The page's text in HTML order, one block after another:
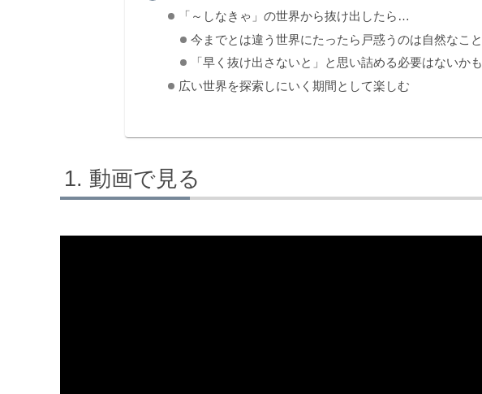
「～しなきゃ」の世界から抜け出したら…
今までとは違う世界にたったら戸惑うのは自然なこと
「早く抜け出さないと」と思い詰める必要はないかも
広い世界を探索しにいく期間として楽しむ
動画で見る